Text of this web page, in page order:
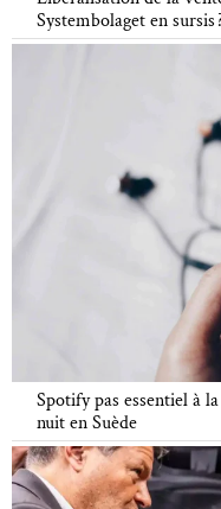
Systembolaget en sursis
Spotify pas essentiel à
nuit en Suède